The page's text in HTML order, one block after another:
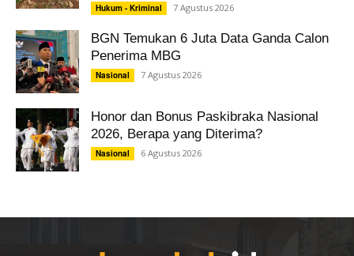
Hukum - Kriminal 7 Agustus 2026
BGN Temukan 6 Juta Data Ganda Calon
Penerima MBG
Nasional 7 Agustus 2026
Honor dan Bonus Paskibraka Nasional
2026, Berapa yang Diterima?
Nasional 6 Agustus 2026